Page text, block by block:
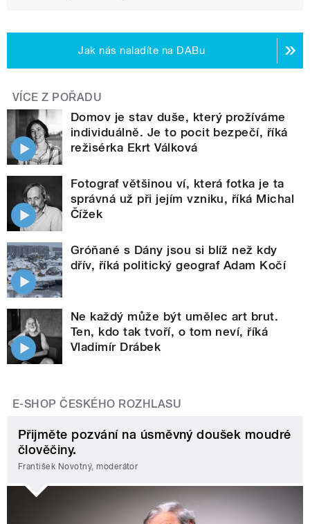
Jak nás naladíte na DABu
VÍCE Z POŘADU
Domov je stav duše, který prožíváme
individuálně. Je to pocit bezpečí, říká
režisérka Ekrt Válková
Fotograf většinou ví, která fotka je ta
správná už při jejím vzniku, říká Michal
Čížek
Gróňané s Dány jsou si blíž než kdy
dřív, říká politický geograf Adam Kočí
Ne každý může být umělec art brut.
Ten, kdo tak tvoří, o tom neví, říká
Vladimír Drábek
E-SHOP ČESKÉHO ROZHLASU
Přijměte pozvání na úsměvný doušek moudré
člověčiny.
František Novotný, moderátor